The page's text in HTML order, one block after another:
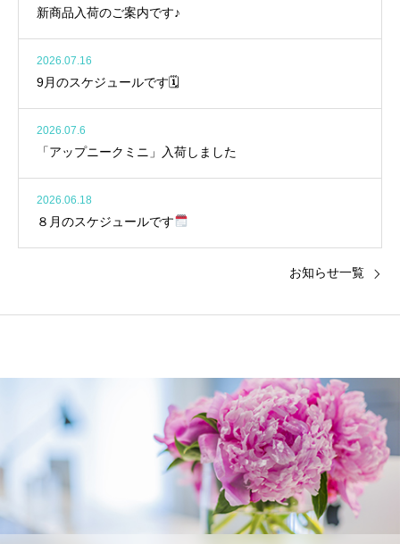
新商品入荷のご案内です♪
2026.07.16
9月のスケジュールです🗓
2026.07.6
「アップニークミニ」入荷しました
2026.06.18
８月のスケジュールです
お知らせ一覧